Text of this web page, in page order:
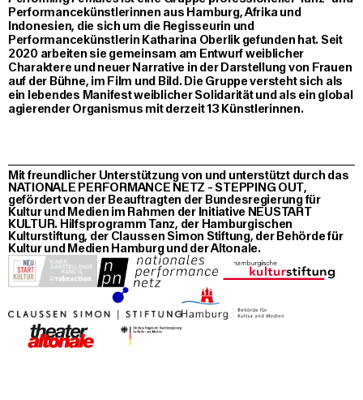
Performancekünstlerinnen aus Hamburg, Afrika und
Indonesien, die sich um die Regisseurin und
Performancekünstlerin Katharina Oberlik gefunden hat. Seit
2020 arbeiten sie gemeinsam am Entwurf weiblicher
Charaktere und neuer Narrative in der Darstellung von Frauen
auf der Bühne, im Film und Bild. Die Gruppe versteht sich als
ein lebendes Manifest weiblicher Solidarität und als ein global
agierender Organismus mit derzeit 13 Künstlerinnen.
Mit freundlicher Unterstützung von und unterstützt durch das
NATIONALE PERFORMANCE NETZ - STEPPING OUT,
gefördert von der Beauftragten der Bundesregierung für
Kultur und Medien im Rahmen der Initiative NEUSTART
KULTUR. Hilfsprogramm Tanz, der Hamburgischen
Kulturstiftung, der Claussen Simon Stiftung, der Behörde für
Kultur und Medien Hamburg und der Altonale.